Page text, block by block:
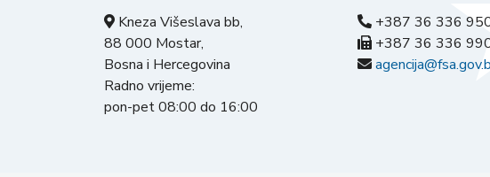
Kneza Višeslava bb,
88 000 Mostar,
Bosna i Hercegovina
Radno vrijeme:
pon-pet 08:00 do 16:00
+387 36 336
+387 36 336